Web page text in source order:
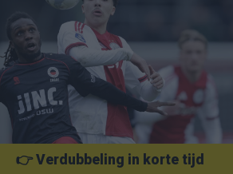
👉 Verdubbeling in korte tijd